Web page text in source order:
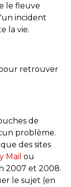
le fleuve
incident
la vie.
retrouver
de
problème.
des sites
Mail ou
2007 et 2008.
le sujet (en